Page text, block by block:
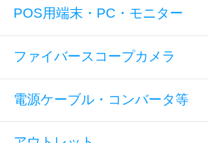
POS用端末・PC・モニター
ファイバースコープカメラ
電源ケーブル・コンバータ等